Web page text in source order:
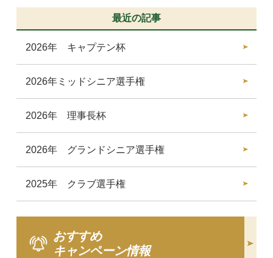
最近の記事
2026年 キャプテン杯
2026年ミッドシニア選手権
2026年 理事長杯
2026年 グランドシニア選手権
2025年 クラブ選手権
おすすめ
キャンペーン情報